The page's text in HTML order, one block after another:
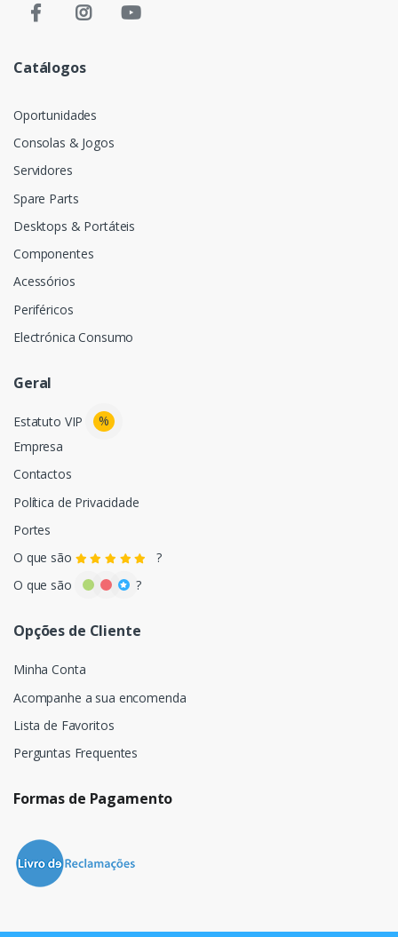
Catálogos
Oportunidades
Consolas & Jogos
Servidores
Spare Parts
Desktops & Portáteis
Componentes
Acessórios
Periféricos
Electrónica Consumo
Geral
Estatuto VIP
%
Empresa
Contactos
Política de Privacidade
Portes
O que são
?
O que são
?
Opções de Cliente
Minha Conta
Acompanhe a sua encomenda
Lista de Favoritos
Perguntas Frequentes
Formas de Pagamento